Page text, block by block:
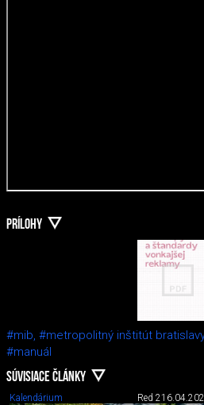
PRÍLOHY
#mib, #metropolitný inštitút
#manuál
SÚVISIACE ČLÁNKY
Kalendárium Red 2